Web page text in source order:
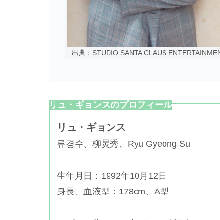
出典：STUDIO SANTA CLAUS
リュ・ギョンスのプロフィール
リュ・ギョンス
류경수、 柳炅秀、Ryu Gyeong Su
生年月日：1992年10月12日
身長、血液型：178cm、A型